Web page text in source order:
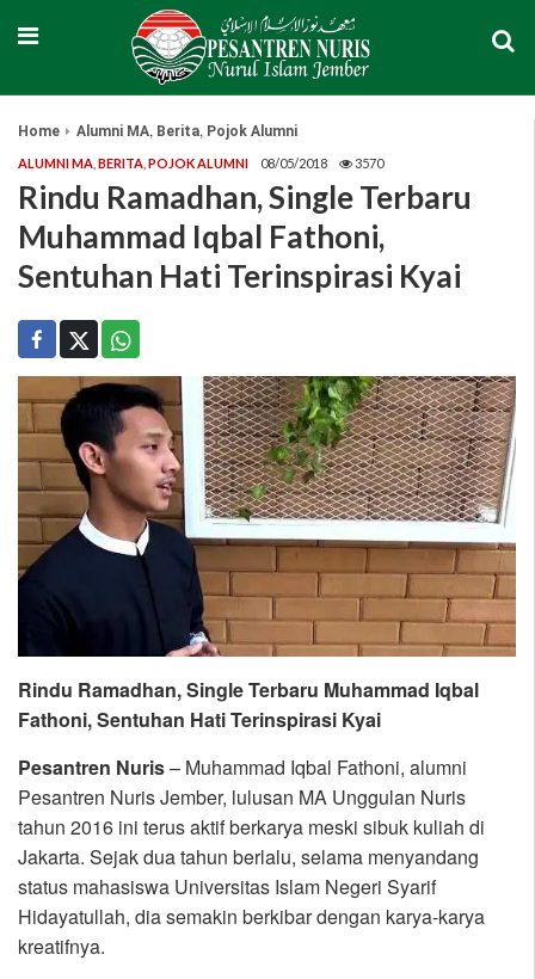
Home Alumni MA, Berita, Pojok Alumni
ALUMNI MA BERITA POJOK ALUMNI 08/05/2018 3570
Rindu Ramadhan, Single Terbaru
Muhammad Iqbal Fathoni,
Sentuhan Hati Terinspirasi Kyai
Rindu Ramadhan, Single Terbaru Muhammad Iqbal
Fathoni, Sentuhan Hati Terinspirasi Kyai
Pesantren Nuris– Muhammad Iqbal Fathoni, alumni
Pesantren Nuris Jember, lulusan MA Unggulan Nuris
tahun 2016 ini terus aktif berkarya meski sibuk kuliah di
Jakarta. Sejak dua tahun berlalu, selama menyandang
status mahasiswa Universitas Islam Negeri Syarif
Hidayatullah, dia semakin berkibar dengan karya-karya
kreatifnya.